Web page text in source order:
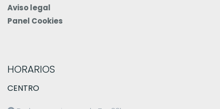
Aviso legal
Panel Cookies
HORARIOS
CENTRO